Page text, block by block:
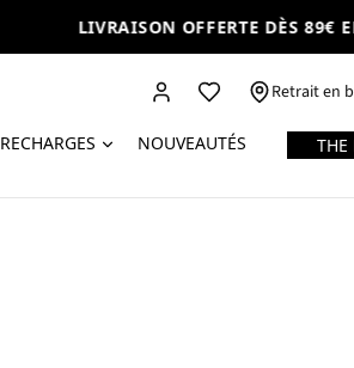
LIVRAISON OFFERTE DÈS 89€ EN
Retrait en
RECHARGES NOUVEAUTÉS
THE